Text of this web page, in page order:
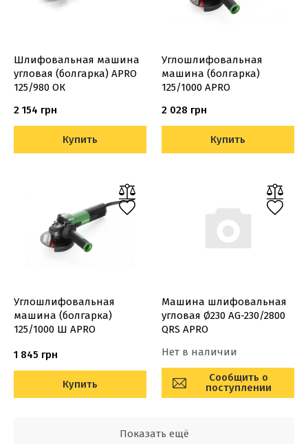
Шлифовальная машина
угловая (болгарка) APRO
125/980 ОК
2 154 грн
Купить
Углошлифовальная
машина (болгарка)
125/1000 APRO
2 028 грн
Купить
Углошлифовальная
машина (болгарка)
125/1000 Ш APRO
1 845 грн
Купить
Машина шлифовальная
угловая Ø230 AG-230/2800
QRS APRO
Нет в наличии
Сообщить о
поступлении
Показать ещё